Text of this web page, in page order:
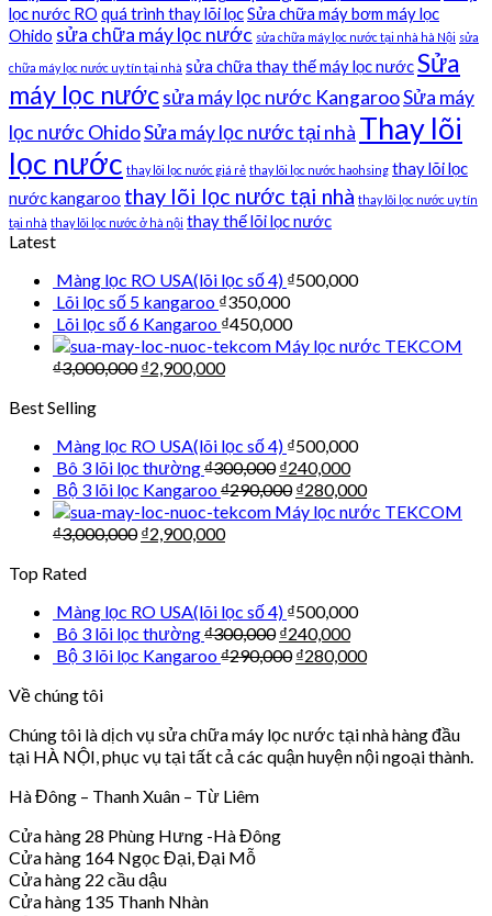
lọc nước RO quá trình thay lõi lọcSửa chữa máy bơm máy lọc
Ohido sửa chữa máy lọc nước sửa chữa máy lọc nước tại nhà hà Nội sửa
chữa máy lọc nước uy tín tại nhà sửa chữa thay thế máy lọc nướcSửa
máy lọc nướcsửa máy lọc nước KangarooSửa máy
lọc nước OhidoSửa máy lọc nước tại nhà Thay lõi
lọc nước thay lõi lọc nước giá rẻ thay lõi lọc nước haohsing thay lõi lọc
nước kangaroo thay lõi lọc nước tại nhà thay lõi lọc nước uy tín
tại nhà thay lõi lọc nước ở hà nội thay thế lõi lọc nước
Latest
Màng lọc RO USA(lõi lọc số 4) ₫500,000
Lõi lọc số 5 kangaroo ₫350,000
Lõi lọc số 6 Kangaroo ₫450,000
Máy lọc nước TEKCOM
₫3,000,000 ₫2,900,000
Best Selling
Màng lọc RO USA(lõi lọc số 4) ₫500,000
Bô 3 lõi lọc thường₫300,000 ₫240,000
Bộ 3 lõi lọc Kangaroo₫290,000 ₫280,000
Máy lọc nước TEKCOM
₫3,000,000 ₫2,900,000
Top Rated
Màng lọc RO USA(lõi lọc số 4) ₫500,000
Bô 3 lõi lọc thường₫300,000 ₫240,000
Bộ 3 lõi lọc Kangaroo₫290,000 ₫280,000
Về chúng tôi
Chúng tôi là dịch vụ sửa chữa máy lọc nước tại nhà hàng đầu
tại HÀ NỘI, phục vụ tại tất cả các quận huyện nội ngoại thành.
Hà Đông – Thanh Xuân – Từ Liêm
Cửa hàng 28 Phùng Hưng -Hà Đông
Cửa hàng 164 Ngọc Đại, Đại Mỗ
Cửa hàng 22 cầu dậu
Cửa hàng 135 Thanh Nhàn